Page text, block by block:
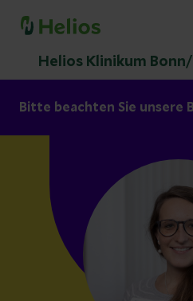
Helios Klinikum
Bitte beachten Sie unsere